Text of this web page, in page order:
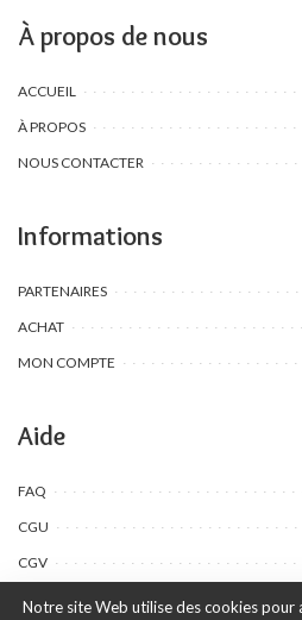
À propos de nous
ACCUEIL
À PROPOS
NOUS CONTACTER
Informations
PARTENAIRES
ACHAT
MON COMPTE
Aide
FAQ
CGU
CGV
Notre site Web utilise des cookies pour